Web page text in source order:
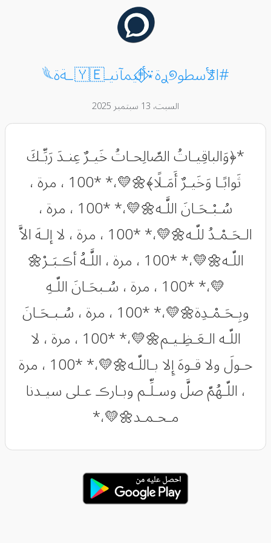
#اࢦأسطو୭ࢪة⍣⃟أࢦيمآنيـ🇾🇪ـةة𓆰
السبت، 13 سبتمبر 2025
*﴿وَالباقِيـاتُ الصّالِحـاتُ خَيـرٌ عِنـدَ رَبِّـكَ
ثَوابًـا وَخَيـرٌ أَمَـلًا﴾🌼💛،* *100 ، مرة ،
سُـبْـحَـانَ اللَّـه🌼💛،* *100 ، مرة ،
الـحَـمْـدُ للّـه🌼💛،* *100 ، مرة ، لا إلـهَ الاَّ
اللّـه🌼💛،* *100 ، مرة ، اللَّـهُ أڪـبَـرْ🌼
💛،* *100 ، مرة ، سُـبحَـانَ اللّـهِ
وبِـحَـمْـدِة🌼💛،* *100 ، مرة ، سُـبـحَـانَ
اللّـه الـعَـظِـيـم🌼💛،* *100 ، مرة ، لا
حـولَ ولا قـوهَ إِلا بـاللّـه🌼💛،* *100 ، مرة
، اللّـهُمّ صلَّ وسـلِّـم وبـارڪ عـلى سيـدنا
مـحـمـد🌼💛،*